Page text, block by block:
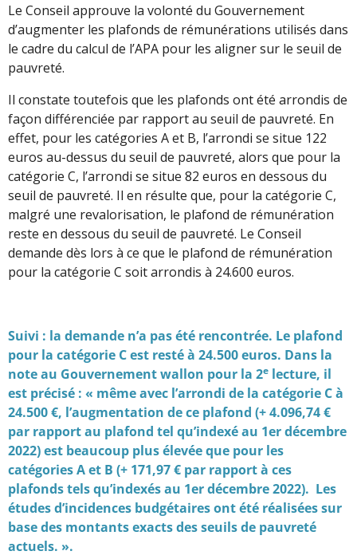
Le Conseil approuve la volonté du Gouvernement
d’augmenter les plafonds de rémunérations utilisés dans
le cadre du calcul de l’APA pour les aligner sur le seuil de
pauvreté.
Il constate toutefois que les plafonds ont été arrondis de
façon différenciée par rapport au seuil de pauvreté. En
effet, pour les catégories A et B, l’arrondi se situe 122
euros au-dessus du seuil de pauvreté, alors que pour la
catégorie C, l’arrondi se situe 82 euros en dessous du
seuil de pauvreté. Il en résulte que, pour la catégorie C,
malgré une revalorisation, le plafond de rémunération
reste en dessous du seuil de pauvreté. Le Conseil
demande dès lors à ce que le plafond de rémunération
pour la catégorie C soit arrondis à 24.600 euros.
Suivi : la demande n’a pas été rencontrée. Le plafond
pour la catégorie C est resté à 24.500 euros. Dans la
note au Gouvernement wallon pour la 2e lecture, il
est précisé : « même avec l’arrondi de la catégorie C à
24.500 €, l’augmentation de ce plafond (+ 4.096,74 €
par rapport au plafond tel qu’indexé au 1er décembre
2022) est beaucoup plus élevée que pour les
catégories A et B (+ 171,97 € par rapport à ces
plafonds tels qu’indexés au 1er décembre 2022). Les
études d’incidences budgétaires ont été réalisées sur
base des montants exacts des seuils de pauvreté
actuels. ».